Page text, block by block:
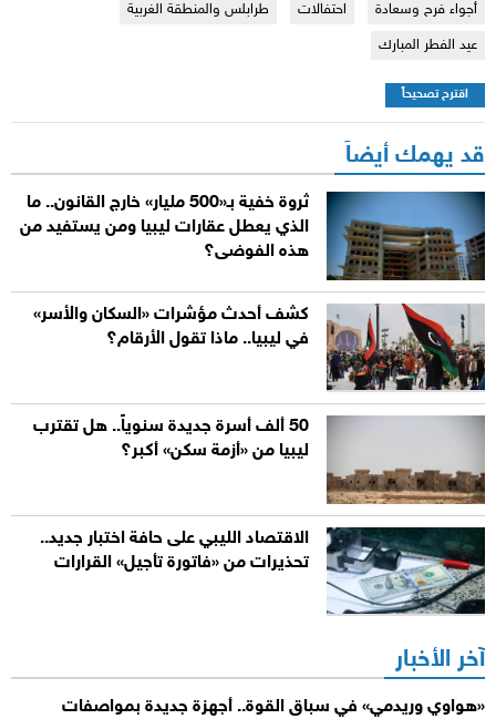
أجواء فرح وسعادة احتفالات
طرابلس والمنطقة الغربية
عيد الفطر المبارك
اقترح تصحيحاً
قد يهمك أيضاً
ثروة خفية بـ«500 مليار» خارج القانون.. ما
الذي يعطل عقارات ليبيا ومن يستفيد من
هذه الفوضى؟
كشف أحدث مؤشرات «السكان والأسر»
في ليبيا.. ماذا تقول الأرقام؟
50 ألف أسرة جديدة سنوياً.. هل تقترب
ليبيا من «أزمة سكن» أكبر؟
الاقتصاد الليبي على حافة اختبار جديد..
تحذيرات من «فاتورة تأجيل» القرارات
آخر الأخبار
«هواوي وريدمي» في سباق القوة.. أجهزة جديدة بمواصفات